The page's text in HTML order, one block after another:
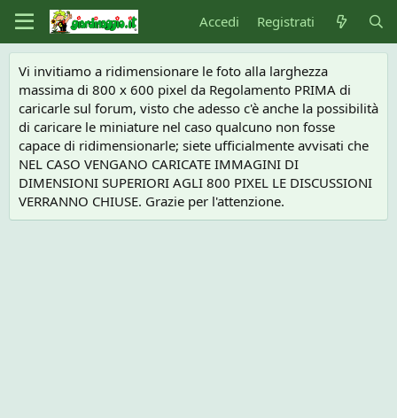
Accedi Registrati
Vi invitiamo a ridimensionare le foto alla larghezza
massima di 800 x 600 pixel da Regolamento PRIMA di
caricarle sul forum, visto che adesso c'è anche la possibilità
di caricare le miniature nel caso qualcuno non fosse
capace di ridimensionarle; siete ufficialmente avvisati che
NEL CASO VENGANO CARICATE IMMAGINI DI
DIMENSIONI SUPERIORI AGLI 800 PIXEL LE DISCUSSIONI
VERRANNO CHIUSE. Grazie per l'attenzione.